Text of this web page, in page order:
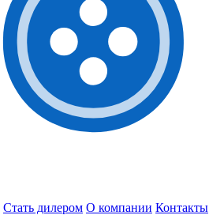
Стать дилером О компании Контакты